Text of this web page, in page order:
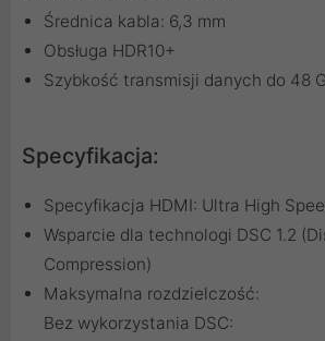
Średnica kabla: 6,3 mm
Obsługa HDR10+
Szybkość transmisji danych do 48
Specyfikacja:
Specyfikacja HDMI: Ultra High
Wsparcie dla technologi DSC 1.2
Compression)
Maksymalna rozdzielczość:
Bez wykorzystania DSC: